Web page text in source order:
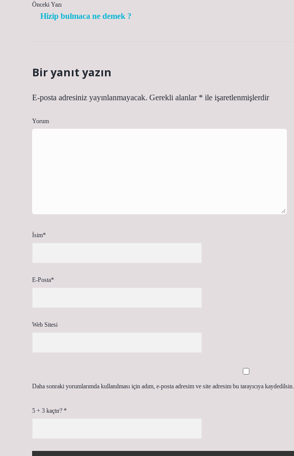
Önceki Yazı
Hizip bulmaca ne demek ?
Bir yanıt yazın
E-posta adresiniz yayınlanmayacak. Gerekli alanlar * ile işaretlenmişlerdir
Yorum
İsim*
E-Posta*
Web Sitesi
Daha sonraki yorumlarımda kullanılması için adım, e-posta adresim ve site adresim bu tarayıcıya kaydedilsin.
5 + 3 kaçtır? *